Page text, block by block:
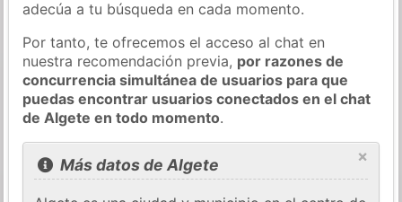
adecúa a tu búsqueda en cada momento.
Por tanto, te ofrecemos el acceso al chat en
nuestra recomendación previa, por razones de
concurrencia simultánea de usuarios para que
puedas encontrar usuarios conectados en el chat
de Algete en todo momento.
×
Más datos de Algete